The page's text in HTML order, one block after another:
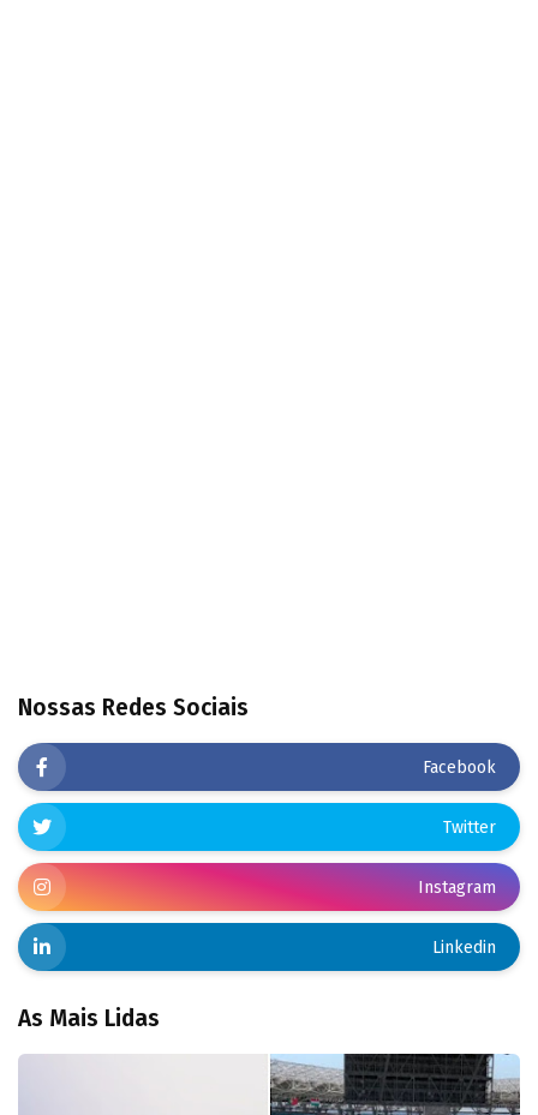
Nossas Redes Sociais
Facebook
Twitter
Instagram
Linkedin
As Mais Lidas